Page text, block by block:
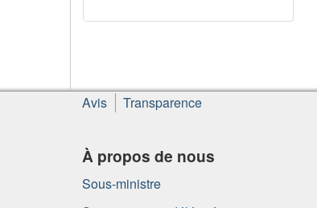
À
propos
ce
site
Avis Transparence
À propos de nous
Sous-ministre